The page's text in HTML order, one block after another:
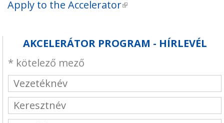
Apply to the Accelerator(külső hivatkozás)
AKCELERÁTOR PROGRAM - HÍRLEVÉL
* kötelező mező